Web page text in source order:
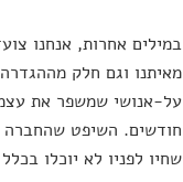
במילים אחרות, אנחנו
מאיתנו וגם חלק
חודשים. השיפט שהחברה
שחיו לפניו לא יוכלו